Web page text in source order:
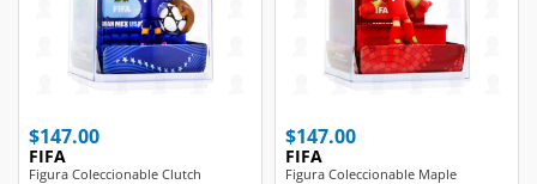
$147.00
FIFA
Figura Coleccionable Clutch
$147.00
FIFA
Figura Coleccionable Maple